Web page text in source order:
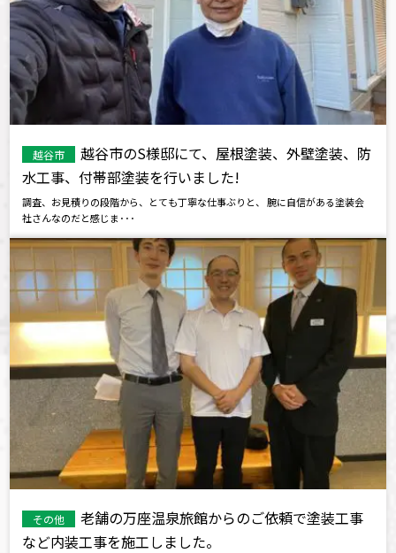
越谷市
越谷市のS様邸にて、屋根塗装、外壁塗装、防
水工事、付帯部塗装を行いました!
調査、お見積りの段階から、とても丁寧な仕事ぶりと、 腕に自信がある塗装会
社さんなのだと感じま･･･
その他
老舗の万座温泉旅館からのご依頼で塗装工事
など内装工事を施工しました。